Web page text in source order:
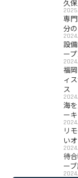
久保
専
分
設
ー
福
ィ
ス
海
ー
リ
い
待
ー